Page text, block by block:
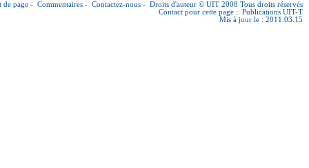
de page - Commentaires - Contactez-nous - Droits d'auteur © UIT 2008 Tous droits réservés
Contact pour cette page : Publications UIT-T
Mis à jour le : 2011.03.15